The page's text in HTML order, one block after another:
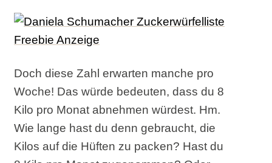
Doch diese Zahl erwarten manche pro
Woche! Das würde bedeuten, dass du 8
Kilo pro Monat abnehmen würdest. Hm.
Wie lange hast du denn gebraucht, die
Kilos auf die Hüften zu packen? Hast du